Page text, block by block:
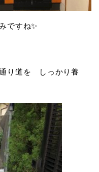
ですね✨
り道を しっかり養